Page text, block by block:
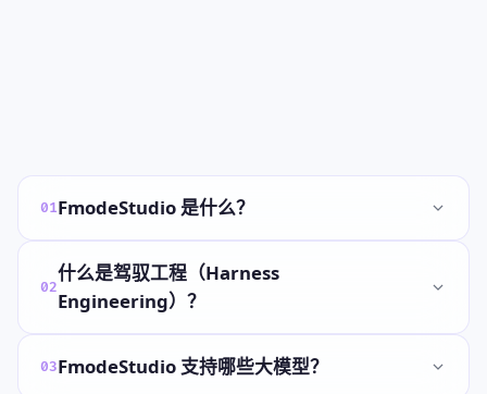
01FmodeStudio 是什么？
02
什么是驾驭工程（Harness
Engineering）？
03FmodeStudio 支持哪些大模型？